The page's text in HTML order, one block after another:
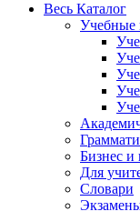
Весь Каталог
Учебные
Бизнес и
Для
Словари